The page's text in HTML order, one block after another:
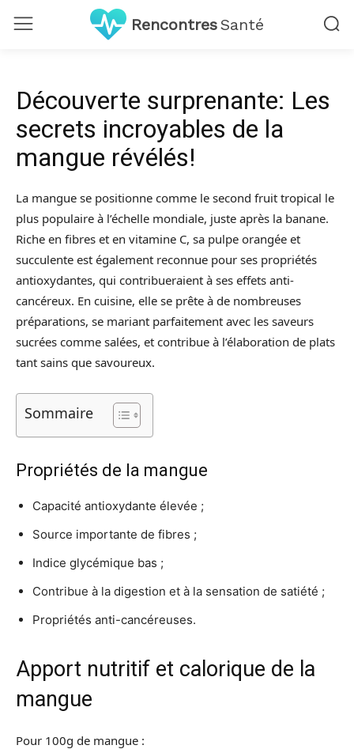
RencontresSanté
Découverte surprenante: Les
secrets incroyables de la
mangue révélés!
La mangue se positionne comme le second fruit tropical le
plus populaire à l’échelle mondiale, juste après la banane.
Riche en fibres et en vitamine C, sa pulpe orangée et
succulente est également reconnue pour ses propriétés
antioxydantes, qui contribueraient à ses effets anti-
cancéreux. En cuisine, elle se prête à de nombreuses
préparations, se mariant parfaitement avec les saveurs
sucrées comme salées, et contribue à l’élaboration de plats
tant sains que savoureux.
Sommaire
Propriétés de la mangue
Capacité antioxydante élevée ;
Source importante de fibres ;
Indice glycémique bas ;
Contribue à la digestion et à la sensation de satiété ;
Propriétés anti-cancéreuses.
Apport nutritif et calorique de la
mangue
Pour 100g de mangue :